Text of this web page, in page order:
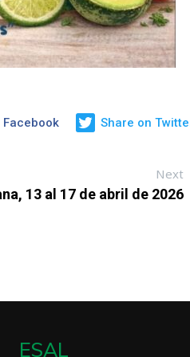
Facebook Share on
Next
13 al 17 de abril de 2026
ESAL